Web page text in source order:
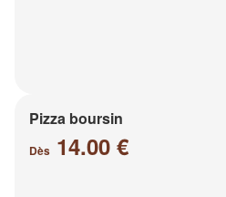
Pizza boursin
Dès 14.00 €